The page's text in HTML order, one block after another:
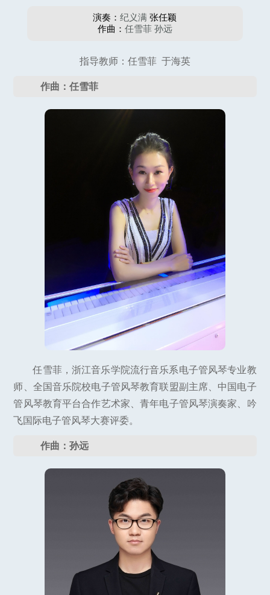
演奏：纪义满 张任颖
作曲： 任雪菲 孙远
指导教师：任雪菲 于海英
作曲：任雪菲
任雪菲，浙江音乐学院流行音乐系电子管风琴专业教
师、全国音乐院校电子管风琴教育联盟副主席、中国电子
管风琴教育平台合作艺术家、青年电子管风琴演奏家、吟
飞国际电子管风琴大赛评委。
作曲：孙远